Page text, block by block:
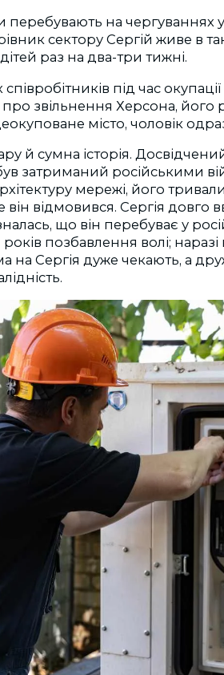
на чергуваннях у
сектору Сергій живе в
раз на два-три тижні.
під час
звільнення Херсона, його
місто, чоловік
й сумна історія.
був затриманий російськими
мережі, його
він відмовився. Сергія довго
що він перебуває у
позбавлення волі; наразі
на Сергія дуже чекають, а